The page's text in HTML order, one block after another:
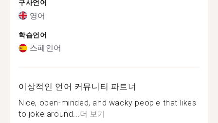
구사언어
영어
학습언어
스페인어
이상적인 언어 커뮤니티 파트너
Nice, open-minded, and wacky people that likes
to joke around...더 보기